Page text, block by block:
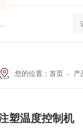
300℃油箱外置高温油
您的位置： 首页 - 产
塑温度控制机